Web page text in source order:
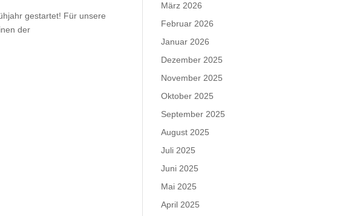
gestartet! Für unsere
der
März 2026
Februar 2026
Januar 2026
Dezember 2025
November 2025
Oktober 2025
September 2025
August 2025
Juli 2025
Juni 2025
Mai 2025
April 2025